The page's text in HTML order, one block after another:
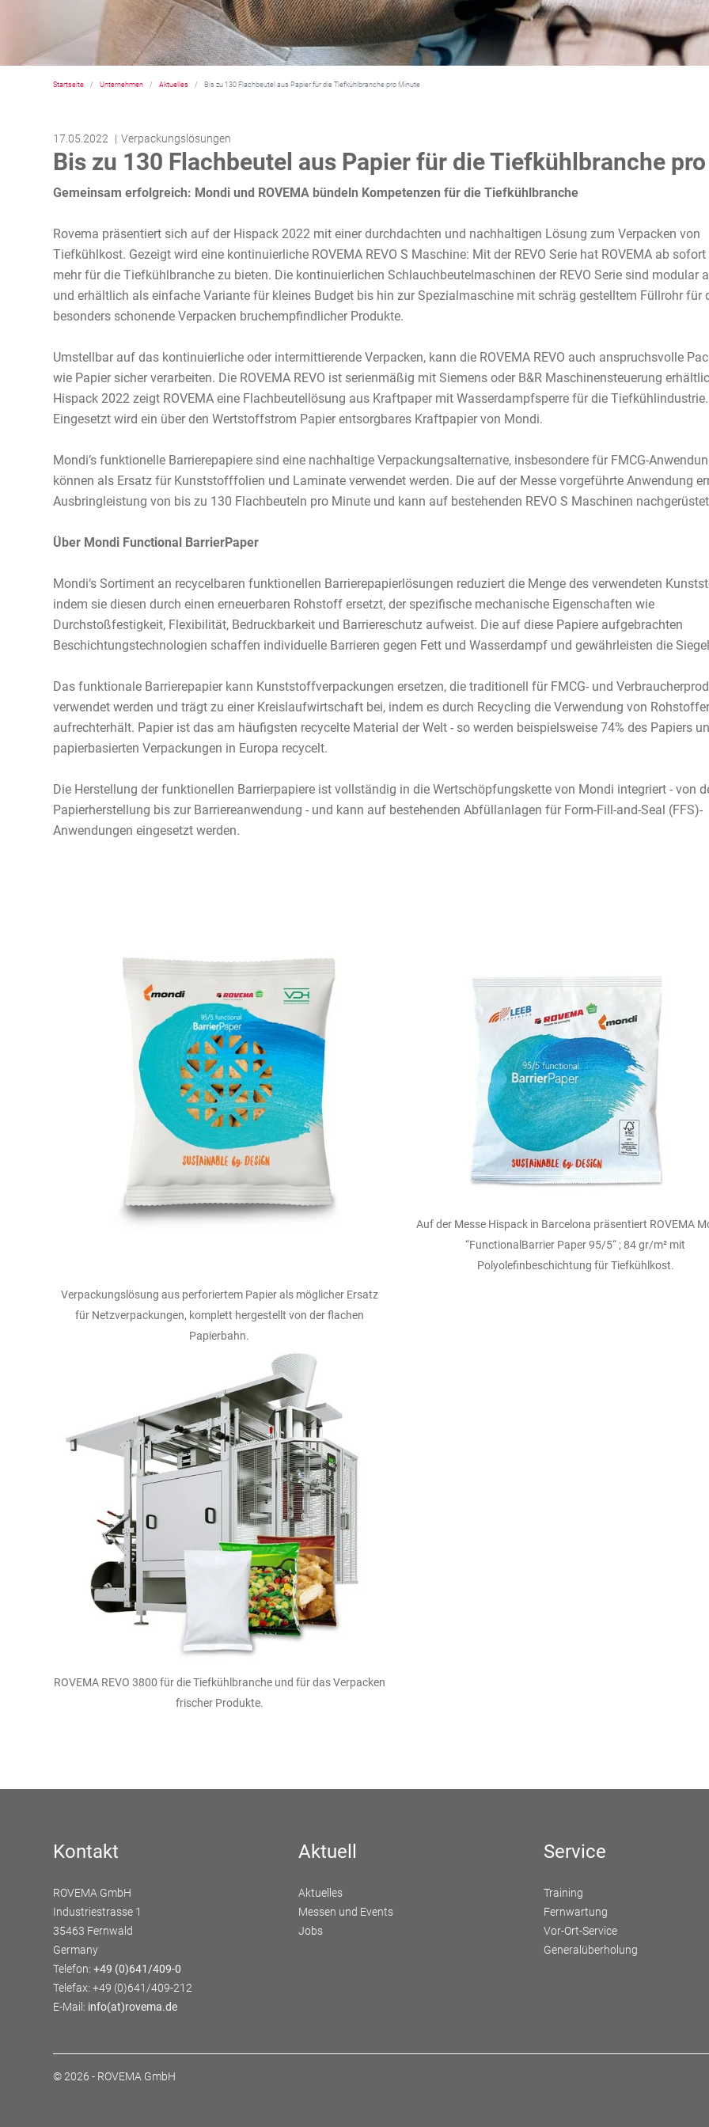
Startseite Unternehmen Aktuelles Bis zu 130 Flachbeutel aus Papier für die Tiefkühlbranche pro Minute
17.05.2022 Verpackungslösungen
Bis zu 130 Flachbeutel aus Papier für die Tiefkühlbranche
Gemeinsam erfolgreich: Mondi und ROVEMA bündeln Kompetenzen für die Tiefkühlbranche
Rovema präsentiert sich auf der Hispack 2022 mit einer durchdachten und nachhaltigen Lösung zum Verpacken von
Tiefkühlkost. Gezeigt wird eine kontinuierliche ROVEMA REVO S Maschine: Mit der REVO Serie hat ROVEMA ab sofort
mehr für die Tiefkühlbranche zu bieten. Die kontinuierlichen Schlauchbeutelmaschinen der REVO Serie sind modular
und erhältlich als einfache Variante für kleines Budget bis hin zur Spezialmaschine mit schräg gestelltem Füllrohr für
besonders schonende Verpacken bruchempfindlicher Produkte.
Umstellbar auf das kontinuierliche oder intermittierende Verpacken, kann die ROVEMA REVO auch anspruchsvolle
wie Papier sicher verarbeiten. Die ROVEMA REVO ist serienmäßig mit Siemens oder B&R Maschinensteuerung
Hispack 2022 zeigt ROVEMA eine Flachbeutellösung aus Kraftpaper mit Wasserdampfsperre für die Tiefkühlindustrie.
Eingesetzt wird ein über den Wertstoffstrom Papier entsorgbares Kraftpapier von Mondi.
Mondi’s funktionelle Barrierepapiere sind eine nachhaltige Verpackungsalternative, insbesondere für FMCG-
können als Ersatz für Kunststofffolien und Laminate verwendet werden. Die auf der Messe vorgeführte Anwendung
Ausbringleistung von bis zu 130 Flachbeuteln pro Minute und kann auf bestehenden REVO S Maschinen
Über Mondi Functional BarrierPaper
Mondi‘s Sortiment an recycelbaren funktionellen Barrierepapierlösungen reduziert die Menge des verwendeten
indem sie diesen durch einen erneuerbaren Rohstoff ersetzt, der spezifische mechanische Eigenschaften wie
Durchstoßfestigkeit, Flexibilität, Bedruckbarkeit und Barriereschutz aufweist. Die auf diese Papiere aufgebrachten
Beschichtungstechnologien schaffen individuelle Barrieren gegen Fett und Wasserdampf und gewährleisten die
Das funktionale Barrierepapier kann Kunststoffverpackungen ersetzen, die traditionell für FMCG- und
verwendet werden und trägt zu einer Kreislaufwirtschaft bei, indem es durch Recycling die Verwendung von
aufrechterhält. Papier ist das am häufigsten recycelte Material der Welt - so werden beispielsweise 74% des Papiers
papierbasierten Verpackungen in Europa recycelt.
Die Herstellung der funktionellen Barrierpapiere ist vollständig in die Wertschöpfungskette von Mondi integriert - von
Papierherstellung bis zur Barriereanwendung - und kann auf bestehenden Abfüllanlagen für Form-Fill-and-Seal (FFS)-
Anwendungen eingesetzt werden.
Verpackungslösung aus perforiertem Papier als möglicher Ersatz
für Netzverpackungen, komplett hergestellt von der flachen
Papierbahn.
Auf der Messe Hispack in Barcelona präsentiert ROVEMA
“FunctionalBarrier Paper 95/5“ ; 84 gr/m² mit
Polyolefinbeschichtung für Tiefkühlkost.
ROVEMA REVO 3800 für die Tiefkühlbranche und für das Verpacken
frischer Produkte.
Kontakt
ROVEMA GmbH
Industriestrasse 1
35463 Fernwald
Germany
Telefon: +49 (0)641/409-0
Telefax: +49 (0)641/409-212
E-Mail: info(at)rovema.de
Aktuell
Aktuelles
Messen und Events
Jobs
Service
Training
Fernwartung
Vor-Ort-Service
Generalüberholung
© 2026 - ROVEMA GmbH